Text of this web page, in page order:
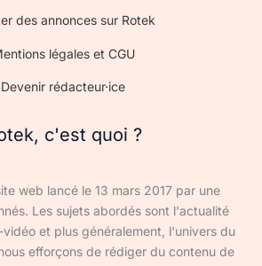
des annonces sur Rotek
légales et CGU
Devenir rédacteur·ice
c'est quoi ?
web lancé le 13 mars 2017 par une
Les sujets abordés sont l'actualité
et plus généralement, l'univers du
efforçons de rédiger du contenu de